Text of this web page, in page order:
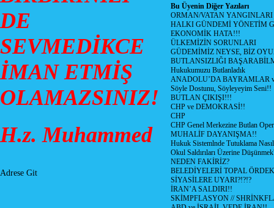
DE
SEVMEDİKCE
İMAN ETMİŞ
OLAMAZSINIZ!
H.z. Muhammed
Adrese Git
Bu Üyenin Diğer Yazıları
ORMAN/VATAN
HALKI GÜNDEMİ YÖNETİM
EKONOMİK HATA!!!
ÜLKEMİZİN SORUNLARI
GÜDEMİMİZ NEYSE, BİZ
BUTLANSIZLIĞI
Hukukumuzu Butlanladık
ANADOLU’DA BAYRAMLAR
Söyle Dostunu, Söyleyeyim Seni!!
BUTLAN ÇIKIŞI!!!
CHP ve DEMOKRASİ!!
CHP
CHP Genel Merkezine Butlan
MUHALİF DAYANIŞMA!!
Hukuk Sistemlnde Tutuklama
Okul Saldırıları Üzerine
NEDEN FAKİRİZ?
BELEDİYELERİ TOPAL
SİYASİLERE UYARI?!?!?
İRAN’A SALDIRI!!
SKİMPFLASYON //